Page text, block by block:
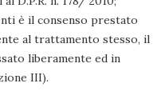
è il consenso prestato
al trattamento stesso, il
liberamente ed in
III).